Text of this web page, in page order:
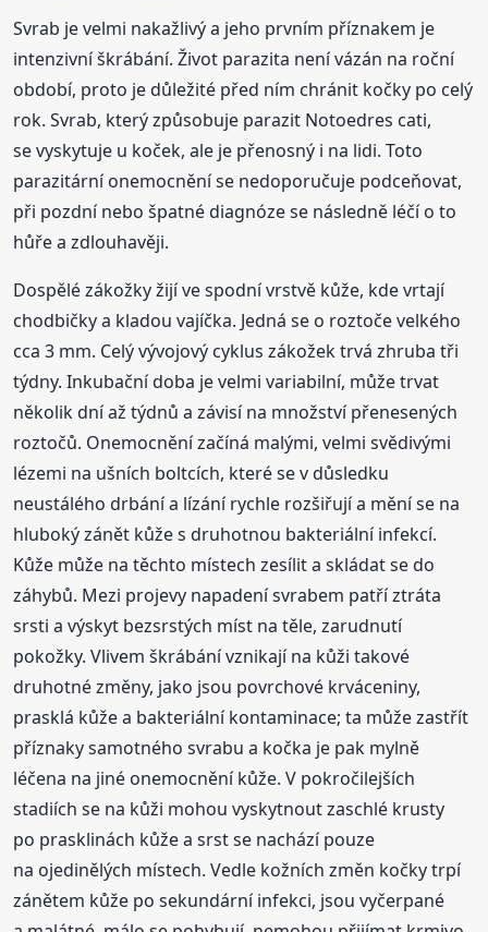
Svrab je velmi nakažlivý a jeho prvním příznakem je
intenzivní škrábání. Život parazita není vázán na roční
období, proto je důležité před ním chránit kočky po celý
rok. Svrab, který způsobuje parazit Notoedres cati,
se vyskytuje u koček, ale je přenosný i na lidi. Toto
parazitární onemocnění se nedoporučuje podceňovat,
při pozdní nebo špatné diagnóze se následně léčí o to
hůře a zdlouhavěji.
Dospělé zákožky žijí ve spodní vrstvě kůže, kde vrtají
chodbičky a kladou vajíčka. Jedná se o roztoče velkého
cca 3 mm. Celý vývojový cyklus zákožek trvá zhruba tři
týdny. Inkubační doba je velmi variabilní, může trvat
několik dní až týdnů a závisí na množství přenesených
roztočů. Onemocnění začíná malými, velmi svědivými
lézemi na ušních boltcích, které se v důsledku
neustálého drbání a lízání rychle rozšiřují a mění se na
hluboký zánět kůže s druhotnou bakteriální infekcí.
Kůže může na těchto místech zesílit a skládat se do
záhybů. Mezi projevy napadení svrabem patří ztráta
srsti a výskyt bezsrstých míst na těle, zarudnutí
pokožky. Vlivem škrábání vznikají na kůži takové
druhotné změny, jako jsou povrchové krváceniny,
prasklá kůže a bakteriální kontaminace; ta může zastřít
příznaky samotného svrabu a kočka je pak mylně
léčena na jiné onemocnění kůže. V pokročilejších
stadiích se na kůži mohou vyskytnout zaschlé krusty
po prasklinách kůže a srst se nachází pouze
na ojedinělých místech. Vedle kožních změn kočky trpí
zánětem kůže po sekundární infekci, jsou vyčerpané